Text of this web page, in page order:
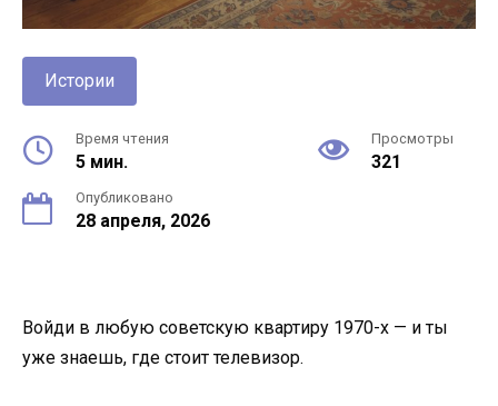
Истории
Время чтения
5 мин.
Просмотры
321
Опубликовано
28 апреля, 2026
Войди в любую советскую квартиру 1970-х — и ты
уже знаешь, где стоит телевизор.